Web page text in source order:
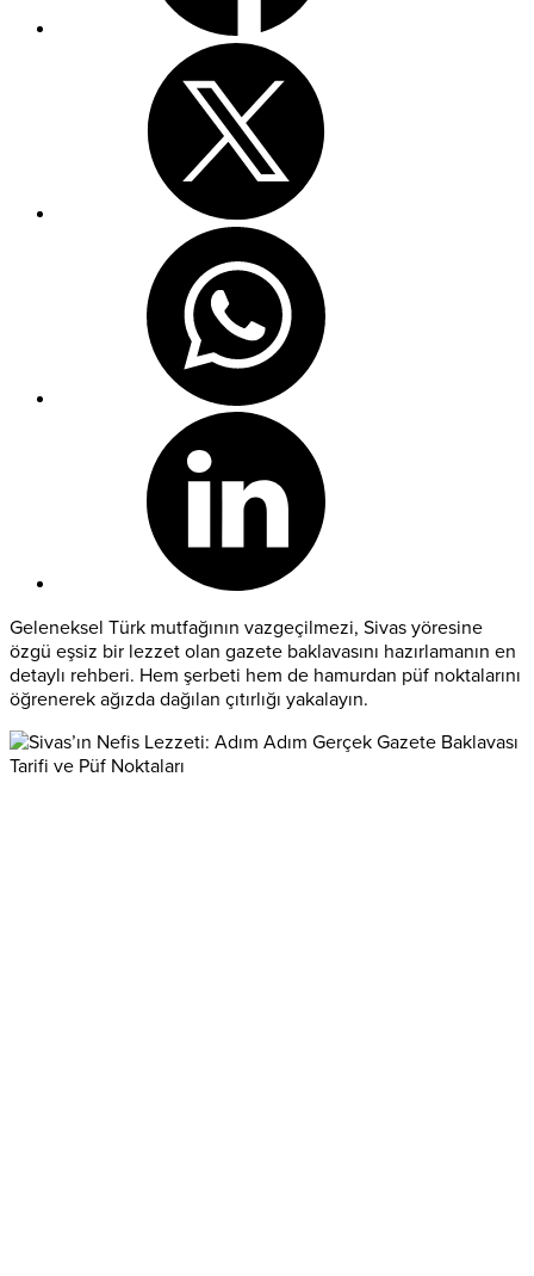
Geleneksel Türk mutfağının vazgeçilmezi, Sivas yöresine
özgü eşsiz bir lezzet olan gazete baklavasını hazırlamanın en
detaylı rehberi. Hem şerbeti hem de hamurdan püf noktalarını
öğrenerek ağızda dağılan çıtırlığı yakalayın.